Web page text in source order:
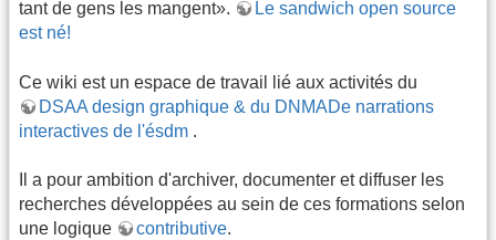
tant de gens les mangent».
Le sandwich open source
est né!
Ce wiki est un espace de travail lié aux activités du
DSAA design graphique & du DNMADe narrations
interactives de l'ésdm .
Il a pour ambition d'archiver, documenter et diffuser les
recherches développées au sein de ces formations selon
une logique
contributive.